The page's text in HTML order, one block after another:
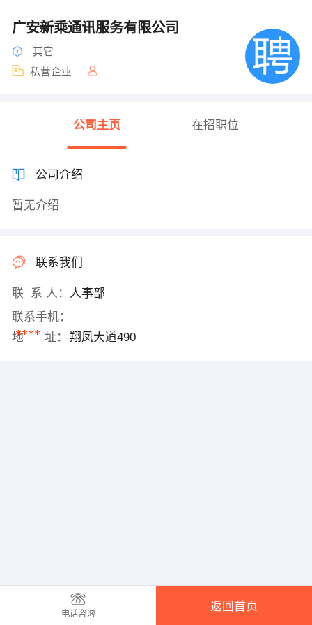
广安新乘通讯服务有限公司
其它
私营企业
公司主页 在招职位
公司介绍
暂无介绍
联系我们
联 系 人： 人事部
联系手机：
****
地 址： 翔凤大道490
电话咨询
返回首页